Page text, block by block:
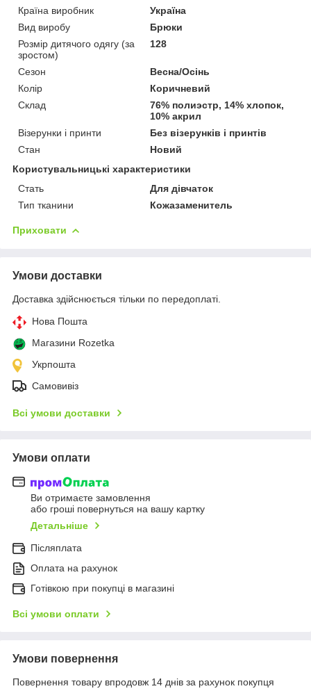
Країна виробник
Україна
Вид виробу
Брюки
Розмір дитячого одягу (за
зростом)
128
Сезон
Весна/Осінь
Колір
Коричневий
Склад
76% полиэстр, 14% хлопок,
10% акрил
Візерунки і принти
Без візерунків і принтів
Стан
Новий
Користувальницькі характеристики
Стать
Для дівчаток
Тип тканини
Кожазаменитель
Приховати
Умови доставки
Доставка здійснюється тільки по передоплаті.
Нова Пошта
Магазини Rozetka
Укрпошта
Самовивіз
Всі умови доставки
Умови оплати
Ви отримаєте замовлення
або гроші повернуться на вашу картку
Детальніше
Післяплата
Оплата на рахунок
Готівкою при покупці в магазині
Всі умови оплати
Умови повернення
Повернення товару впродовж 14 днів за рахунок покупця